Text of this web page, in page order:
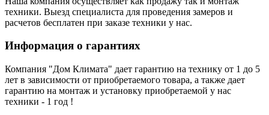
техники. Выезд специалиста для проведения замеров и
расчетов бесплатен при заказе техники у нас.
Информация о гарантиях
Компания "Дом Климата" дает гарантию на технику от 1 до 5
лет в зависимости от приобретаемого товара, а также дает
гарантию на монтаж и установку приобретаемой у нас
техники - 1 год !